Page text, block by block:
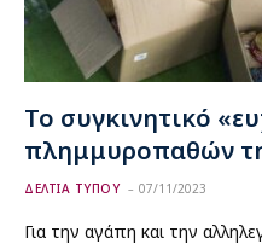
Το συγκινητικό
πλημμυροπαθών
ΔΕΛΤΙΑ ΤΥΠΟΥ 07/11/2023
Για την αγάπη και την